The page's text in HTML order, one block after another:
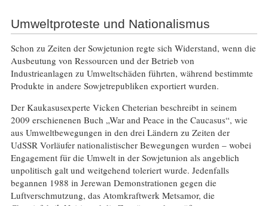
Umweltproteste und Nationalismus
Schon zu Zeiten der Sowjetunion regte sich Widerstand, wenn die
Ausbeutung von Ressourcen und der Betrieb von
Industrieanlagen zu Umweltschäden führten, während bestimmte
Produkte in andere Sowjetrepubliken exportiert wurden.
Der Kaukasusexperte Vicken Cheterian beschreibt in seinem
2009 erschienenen Buch „War and Peace in the Caucasus“, wie
aus Umweltbewegungen in den drei Ländern zu Zeiten der
UdSSR Vorläufer nationalistischer Bewegungen wurden – wobei
Engagement für die Umwelt in der Sowjetunion als angeblich
unpolitisch galt und weitgehend toleriert wurde. Jedenfalls
begannen 1988 in Jerewan Demonstrationen gegen die
Luftverschmutzung, das Atomkraftwerk Metsamor, die